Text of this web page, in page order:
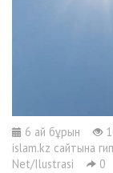
6 ай бұрын
islam.kz сайтына
Net/Ilustrasi
0